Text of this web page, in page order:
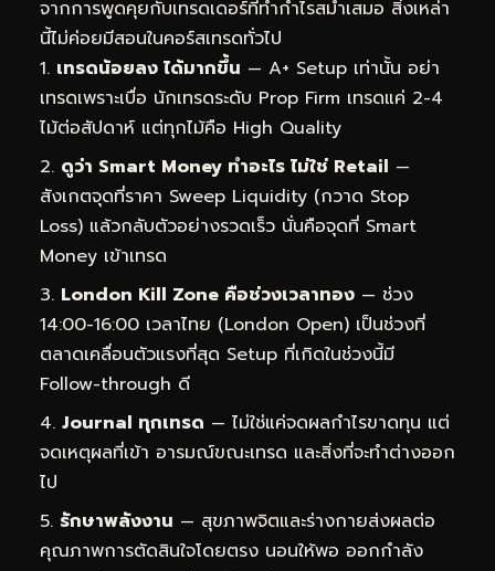
จากการพูดคุยกับเทรดเดอร์ที่ทำกำไรสม่ำเสมอ สิ่งเหล่า
นี้ไม่ค่อยมีสอนในคอร์สเทรดทั่วไป
เทรดน้อยลง ได้มากขึ้น — A+ Setup เท่านั้น อย่า
เทรดเพราะเบื่อ นักเทรดระดับ Prop Firm เทรดแค่ 2-4
ไม้ต่อสัปดาห์ แต่ทุกไม้คือ High Quality
ดูว่า Smart Money ทำอะไร ไม่ใช่ Retail —
สังเกตจุดที่ราคา Sweep Liquidity (กวาด Stop
Loss) แล้วกลับตัวอย่างรวดเร็ว นั่นคือจุดที่ Smart
Money เข้าเทรด
London Kill Zone คือช่วงเวลาทอง — ช่วง
14:00-16:00 เวลาไทย (London Open) เป็นช่วงที่
ตลาดเคลื่อนตัวแรงที่สุด Setup ที่เกิดในช่วงนี้มี
Follow-through ดี
Journal ทุกเทรด — ไม่ใช่แค่จดผลกำไรขาดทุน แต่
จดเหตุผลที่เข้า อารมณ์ขณะเทรด และสิ่งที่จะทำต่างออก
ไป
รักษาพลังงาน — สุขภาพจิตและร่างกายส่งผลต่อ
คุณภาพการตัดสินใจโดยตรง นอนให้พอ ออกกำลัง